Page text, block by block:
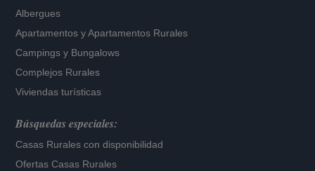
Albergues
Apartamentos yApartamentos Rurales
Campings y Bungalows
Complejos Rurales
Viviendas turísticas
Búsquedas especiales:
Casas Rurales con disponibilidad
Ofertas Casas Rurales